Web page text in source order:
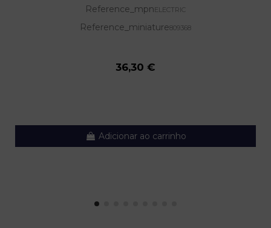
Reference_mpnELECTRIC
Reference_miniature809368
36,30 €
Adicionar ao carrinho